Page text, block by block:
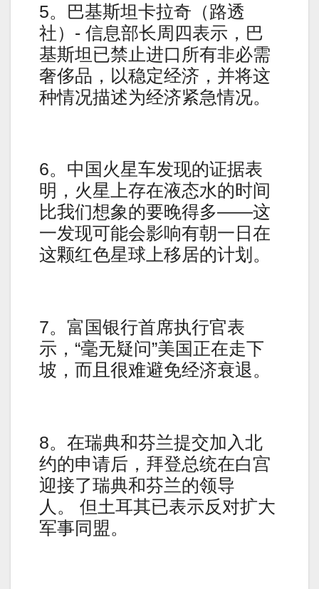
5。巴基斯坦卡拉奇（路透
社）- 信息部长周四表示，巴
基斯坦已禁止进口所有非必需
奢侈品，以稳定经济，并将这
种情况描述为经济紧急情况。
6。中国火星车发现的证据表
明，火星上存在液态水的时间
比我们想象的要晚得多——这
一发现可能会影响有朝一日在
这颗红色星球上移居的计划。
7。富国银行首席执行官表
示，“毫无疑问”美国正在走下
坡，而且很难避免经济衰退。
8。在瑞典和芬兰提交加入北
约的申请后，拜登总统在白宫
迎接了瑞典和芬兰的领导
人。 但土耳其已表示反对扩大
军事同盟。